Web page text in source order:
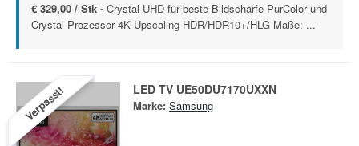
€ 329,00 / Stk - Crystal UHD für beste Bildschärfe PurColor und
Crystal Prozessor 4K Upscaling HDR/HDR10+/HLG Maße: ...
Verpasst! LED TV UE50DU7170UXXN
Marke: Samsung